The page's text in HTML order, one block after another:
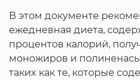
В этом документе
ежедневная диета,
процентов калорий,
моножиров и
таких как те, которые